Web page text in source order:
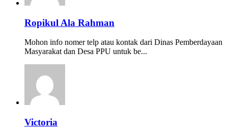
Ropikul Ala Rahman
Mohon info nomer telp atau kontak dari Dinas Pemberdayaan
Masyarakat dan Desa PPU untuk be...
Victoria